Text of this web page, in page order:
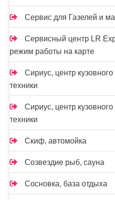
Сервис для Газелей и
Сервисный центр LR
режим работы на карте
Сириус, центр
техники
Сириус, центр
техники
Скиф, автомойка
Созвездие рыб, сауна
Сосновка, база отдыха